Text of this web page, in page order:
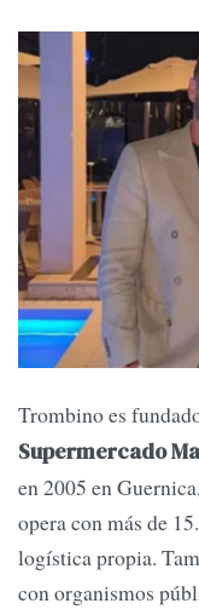
Trombino es
Supermercado
en 2005 en
opera con más de
logística propia.
con organismos